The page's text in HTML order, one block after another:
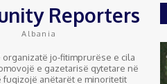
Reporters
Albania
organizatë jo-fitimprurëse e cila
e gazetarisë qytetare në
fuqizojë anëtarët e minoritetit